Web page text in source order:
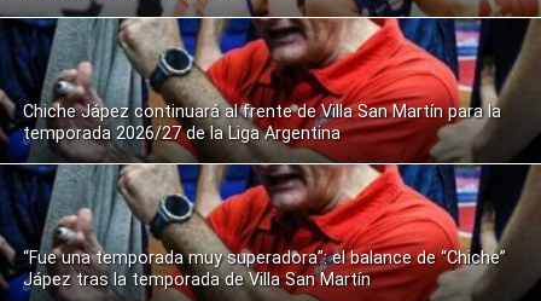
Chiche Jápez continuará al frente de Villa San Martín para la
temporada 2026/27 de la Liga Argentina
“Fue una temporada muy superadora”: el balance de “Chiche”
Jápez tras la temporada de Villa San Martín